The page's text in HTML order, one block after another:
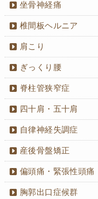
坐骨神経痛
椎間板ヘルニア
肩こり
ぎっくり腰
脊柱管狭窄症
四十肩・五十肩
自律神経失調症
産後骨盤矯正
偏頭痛・緊張性頭痛
胸郭出口症候群